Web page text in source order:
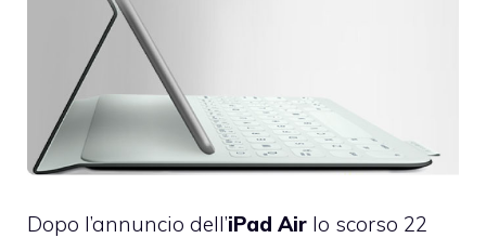
Dopo l’annuncio dell’iPad Air lo scorso 22